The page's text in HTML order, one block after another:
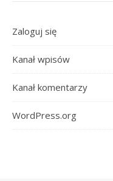
Zaloguj się
Kanał wpisów
Kanał komentarzy
WordPress.org